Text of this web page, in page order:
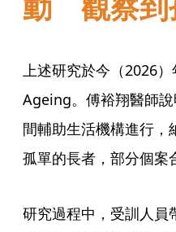
上述研究於今（2026
Ageing。傅裕翔醫師
間輔助生活機構進行，
孤單的長者，部分個案
研究過程中，受訓人員